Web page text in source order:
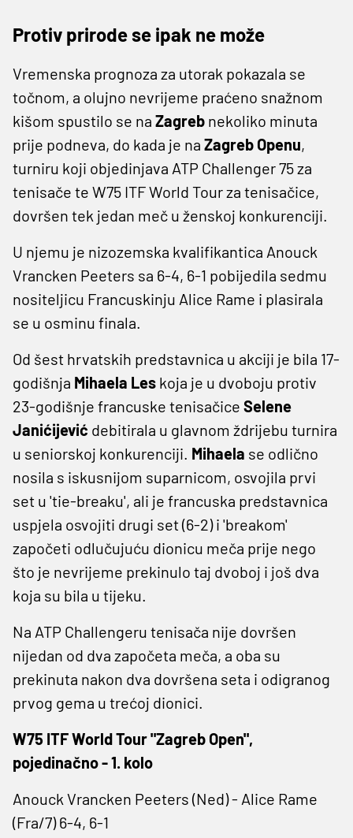
Protiv prirode se ipak ne može
Vremenska prognoza za utorak pokazala se
točnom, a olujno nevrijeme praćeno snažnom
kišom spustilo se na Zagreb nekoliko minuta
prije podneva, do kada je na Zagreb Openu,
turniru koji objedinjava ATP Challenger 75 za
tenisače te W75 ITF World Tour za tenisačice,
dovršen tek jedan meč u ženskoj konkurenciji.
U njemu je nizozemska kvalifikantica Anouck
Vrancken Peeters sa 6-4, 6-1 pobijedila sedmu
nositeljicu Francuskinju Alice Rame i plasirala
se u osminu finala.
Od šest hrvatskih predstavnica u akciji je bila 17-
godišnja Mihaela Les koja je u dvoboju protiv
23-godišnje francuske tenisačice Selene
Janićijević debitirala u glavnom ždrijebu turnira
u seniorskoj konkurenciji. Mihaela se odlično
nosila s iskusnijom suparnicom, osvojila prvi
set u 'tie-breaku', ali je francuska predstavnica
uspjela osvojiti drugi set (6-2) i 'breakom'
započeti odlučujuću dionicu meča prije nego
što je nevrijeme prekinulo taj dvoboj i još dva
koja su bila u tijeku.
Na ATP Challengeru tenisača nije dovršen
nijedan od dva započeta meča, a oba su
prekinuta nakon dva dovršena seta i odigranog
prvog gema u trećoj dionici.
W75 ITF World Tour "Zagreb Open",
pojedinačno - 1. kolo
Anouck Vrancken Peeters (Ned) - Alice Rame
(Fra/7) 6-4, 6-1